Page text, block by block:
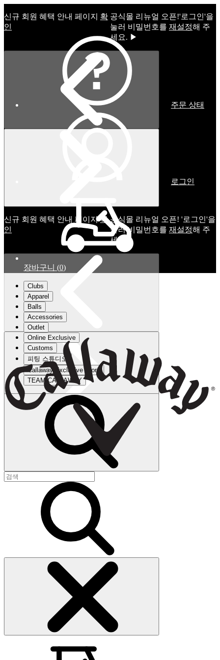
신규 회원 혜택 안내 페이지 확
인
공식몰 리뉴얼 오픈!ㅤ'로그인'을
눌러 비밀번호를 재설정해 주
세요. ▶
신규 회원 혜택 안내 페이지확
인
공식몰 리뉴얼 오픈! '로그인'을
눌러 비밀번호를 재설정해 주
세요.
주문 상태
로그인
장바구니 (0)
Clubs
Apparel
Balls
Accessories
Outlet
Online Exclusive
Customs
피팅 스튜디오
Callaway Exclusive Store
TEAM CALLAWAY